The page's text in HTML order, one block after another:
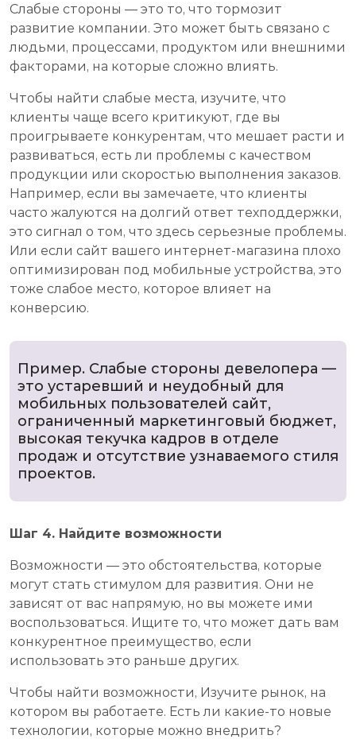
Слабые стороны — это то, что тормозит
развитие компании. Это может быть связано с
людьми, процессами, продуктом или внешними
факторами, на которые сложно влиять.
Чтобы найти слабые места, изучите, что
клиенты чаще всего критикуют, где вы
проигрываете конкурентам, что мешает расти и
развиваться, есть ли проблемы с качеством
продукции или скоростью выполнения заказов.
Например, если вы замечаете, что клиенты
часто жалуются на долгий ответ техподдержки,
это сигнал о том, что здесь серьезные проблемы.
Или если сайт вашего интернет-магазина плохо
оптимизирован под мобильные устройства, это
тоже слабое место, которое влияет на
конверсию.
Пример. Слабые стороны девелопера —
это устаревший и неудобный для
мобильных пользователей сайт,
ограниченный маркетинговый бюджет,
высокая текучка кадров в отделе
продаж и отсутствие узнаваемого стиля
проектов.
Шаг 4. Найдите возможности
Возможности — это обстоятельства, которые
могут стать стимулом для развития. Они не
зависят от вас напрямую, но вы можете ими
воспользоваться. Ищите то, что может дать вам
конкурентное преимущество, если
использовать это раньше других.
Чтобы найти возможности, Изучите рынок, на
котором вы работаете. Есть ли какие-то новые
технологии, которые можно внедрить?